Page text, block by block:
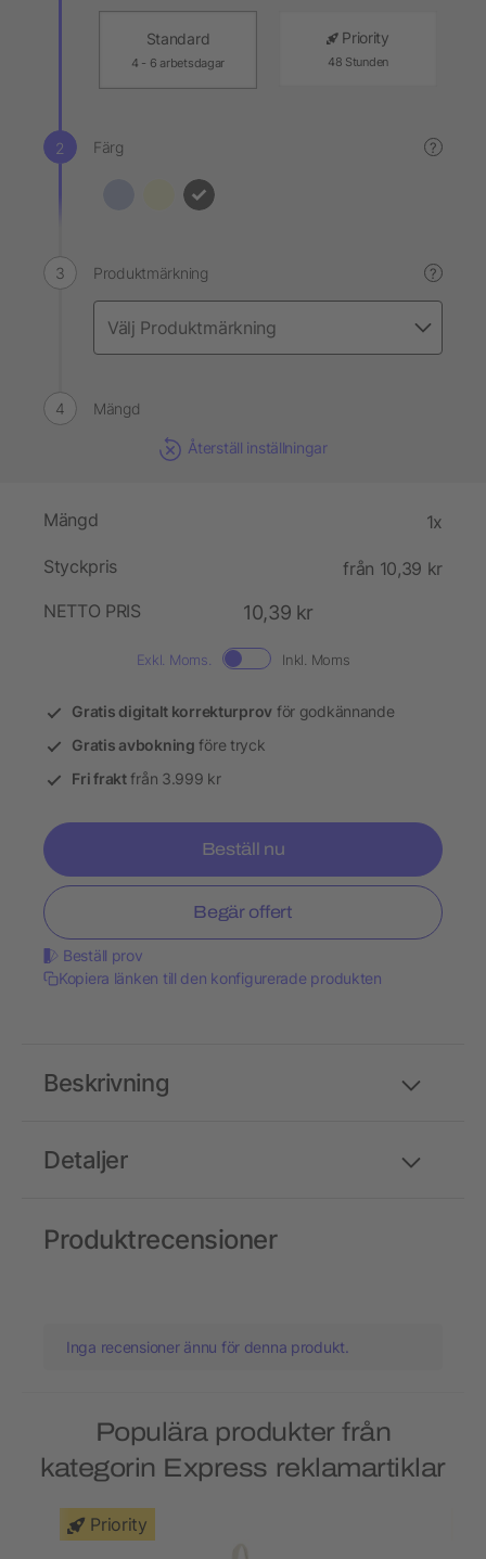
Standard
4 - 6 arbetsdagar
Priority
48 Stunden
Färg ?
Produktmärkning ?
Mängd
Återställ inställningar
Mängd 1x
Styckpris
från 10,39 kr
NETTO PRIS
10,39 kr
Exkl. Moms. Inkl. Moms
Gratis digitalt korrekturprov för godkännande
Gratis avbokning före tryck
Fri fraktfrån 3.999 kr
Beställ nu
Begär offert
Beställ prov
Kopiera länken till den konfigurerade produkten
Detaljer
Beskrivning
Produktrecensioner
Inga recensioner ännu för denna produkt.
Populära produkter från
kategorin Express reklamartiklar
Priority